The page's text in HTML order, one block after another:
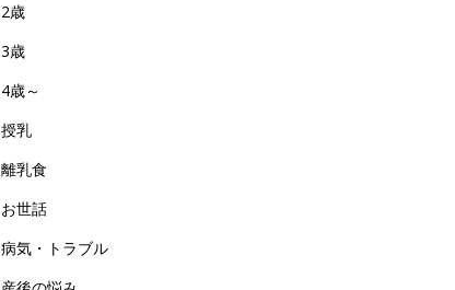
2歳
3歳
4歳～
授乳
離乳食
お世話
病気・トラブル